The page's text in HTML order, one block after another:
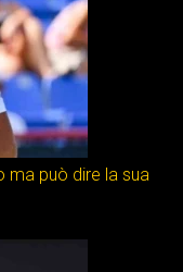
ma può dire la sua